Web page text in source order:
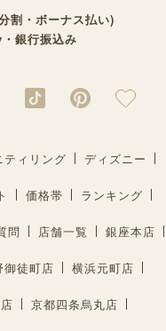
割・ボーナス払い)
銀行振込み
ティリング ディズニー
価格帯 ランキング
問 店舗一覧 銀座本店
御徒町店 横浜元町店
京都四条烏丸店